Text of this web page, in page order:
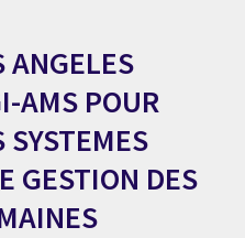
ANGELES
AMS POUR
SYSTEMES
GESTION DES